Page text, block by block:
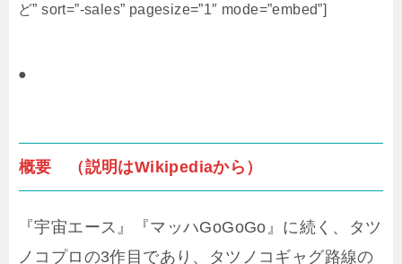
ど” sort=”-sales” pagesize=”1″ mode=”embed”]
●
概要 （説明はWikipediaから）
『宇宙エース』『マッハGoGoGo』に続く、タツ
ノコプロの3作目であり、タツノコギャグ路線の